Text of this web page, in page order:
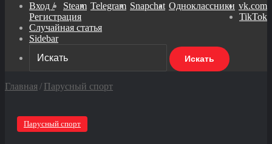
vk.com
Одноклассники
Snapchat
Telegram
Steam
TikTok
Вход /
Регистрация
Случайная статья
Sidebar
Искать
Главная/ Парусный спорт
Парусный спорт